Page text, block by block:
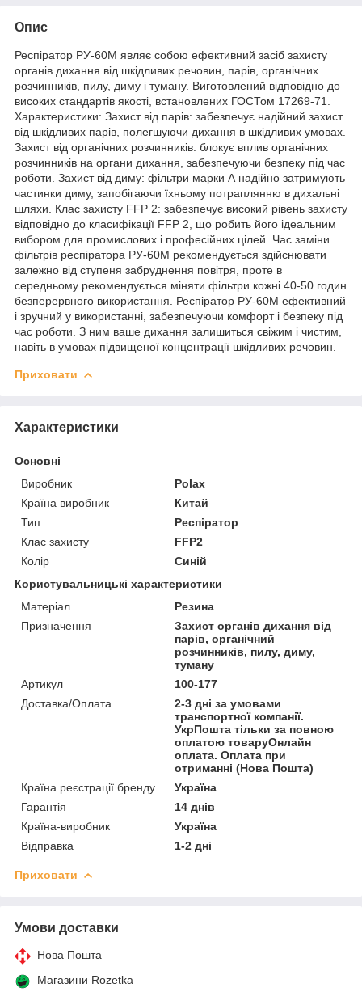
Опис
Респіратор РУ-60М являє собою ефективний засіб захисту
органів дихання від шкідливих речовин, парів, органічних
розчинників, пилу, диму і туману. Виготовлений відповідно до
високих стандартів якості, встановлених ГОСТом 17269-71.
Характеристики: Захист від парів: забезпечує надійний захист
від шкідливих парів, полегшуючи дихання в шкідливих умовах.
Захист від органічних розчинників: блокує вплив органічних
розчинників на органи дихання, забезпечуючи безпеку під час
роботи. Захист від диму: фільтри марки А надійно затримують
частинки диму, запобігаючи їхньому потраплянню в дихальні
шляхи. Клас захисту FFP 2: забезпечує високий рівень захисту
відповідно до класифікації FFP 2, що робить його ідеальним
вибором для промислових і професійних цілей. Час заміни
фільтрів респіратора РУ-60М рекомендується здійснювати
залежно від ступеня забруднення повітря, проте в
середньому рекомендується міняти фільтри кожні 40-50 годин
безперервного використання. Респіратор РУ-60М ефективний
і зручний у використанні, забезпечуючи комфорт і безпеку під
час роботи. З ним ваше дихання залишиться свіжим і чистим,
навіть в умовах підвищеної концентрації шкідливих речовин.
Приховати
Характеристики
Основні
Виробник
Polax
Країна виробник
Китай
Тип
Респіратор
Клас захисту
FFP2
Колір
Синій
Користувальницькі характеристики
Матеріал
Резина
Призначення
Захист органів дихання від
парів, органічний
розчинників, пилу, диму,
туману
Артикул
100-177
Доставка/Оплата
2-3 дні за умовами
транспортної компанії.
УкрПошта тільки за повною
оплатою товаруОнлайн
оплата. Оплата при
отриманні (Нова Пошта)
Країна реєстрації бренду
Україна
Гарантія
14 днів
Країна-виробник
Україна
Відправка
1-2 дні
Приховати
Умови доставки
Нова Пошта
Магазини Rozetka